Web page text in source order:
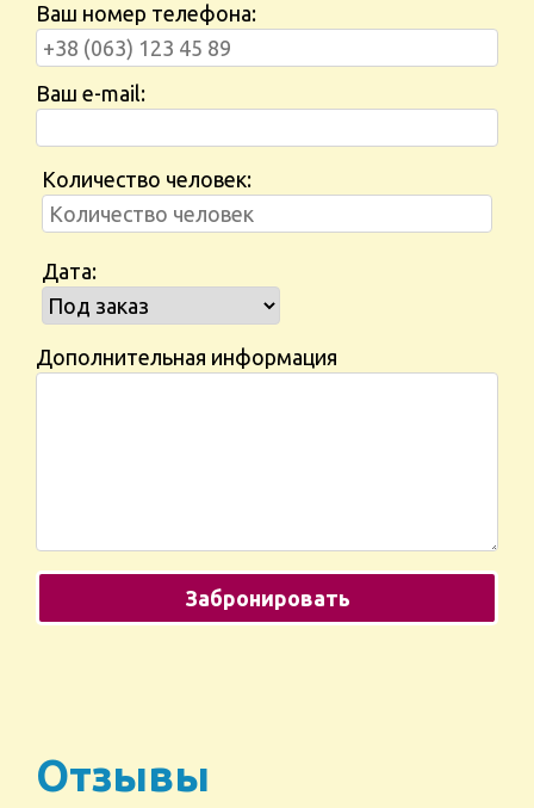
Ваш номер телефона:
Ваш e-mail:
Количество человек:
Дата:
Дополнительная информация
Отзывы